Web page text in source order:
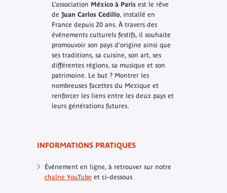
L’association México à Parisest le rêve
de Juan Carlos Cedillo, installé en
France depuis 20 ans. À travers des
événements culturels festifs, il souhaite
promouvoir son pays d’origine ainsi que
ses traditions, sa cuisine, son art, ses
différentes régions, sa musique et son
patrimoine. Le but ? Montrer les
nombreuses facettes du Mexique et
renforcer les liens entre les deux pays et
leurs générations futures.
INFORMATIONS PRATIQUES
Événement en ligne, à retrouver sur notre
chaîne YouTube et ci-dessous